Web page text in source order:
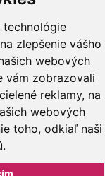
technológie
zlepšenie vášho
webových
vám zobrazovali
reklamy, na
webových
toho, odkiaľ naši